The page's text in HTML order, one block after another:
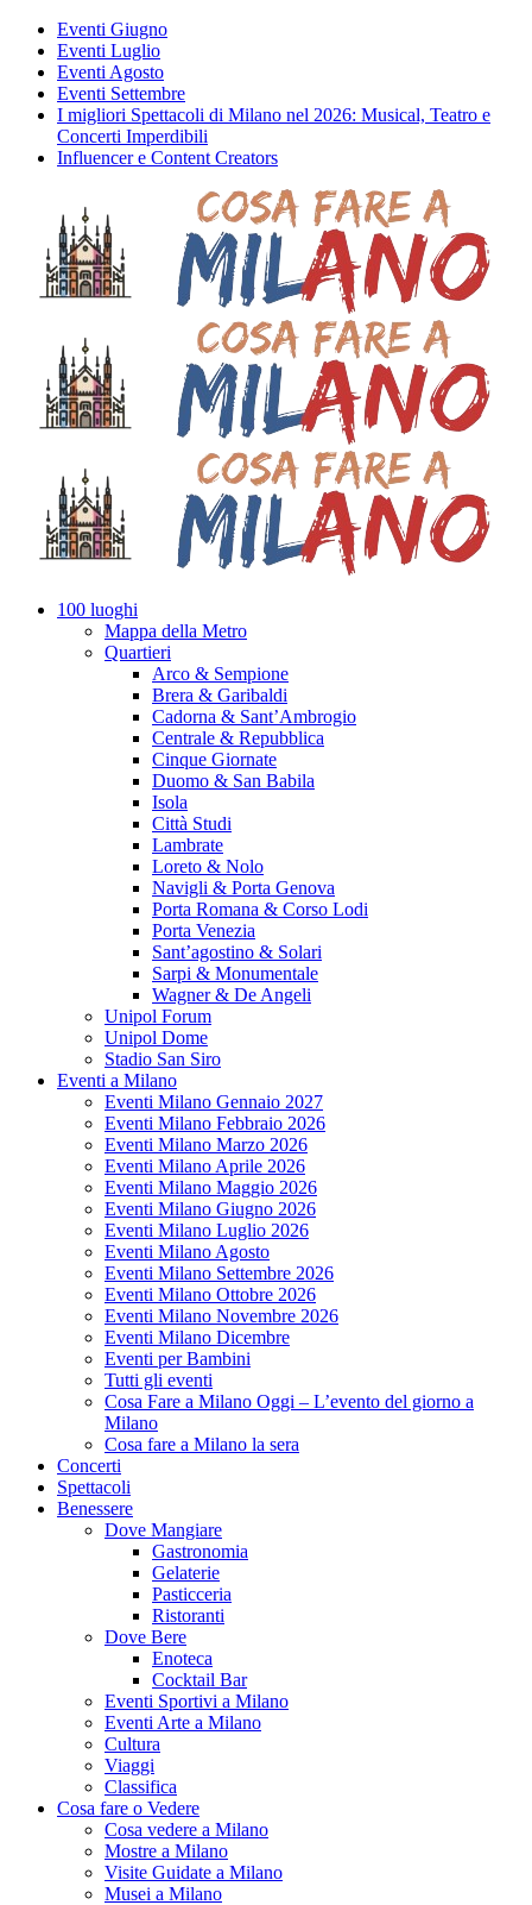
Eventi Giugno
Eventi Luglio
Eventi Agosto
Eventi Settembre
I migliori Spettacoli di Milano nel 2026: Musical, Teatro e
Concerti Imperdibili
Influencer e Content Creators
100 luoghi
Mappa della Metro
Quartieri
Arco & Sempione
Brera & Garibaldi
Cadorna & Sant’Ambrogio
Centrale & Repubblica
Cinque Giornate
Duomo & San Babila
Isola
Città Studi
Lambrate
Loreto & Nolo
Navigli & Porta Genova
Porta Romana & Corso Lodi
Porta Venezia
Sant’agostino & Solari
Sarpi & Monumentale
Wagner & De Angeli
Unipol Forum
Unipol Dome
Stadio San Siro
Eventi a Milano
Eventi Milano Gennaio 2027
Eventi Milano Febbraio 2026
Eventi Milano Marzo 2026
Eventi Milano Aprile 2026
Eventi Milano Maggio 2026
Eventi Milano Giugno 2026
Eventi Milano Luglio 2026
Eventi Milano Agosto
Eventi Milano Settembre 2026
Eventi Milano Ottobre 2026
Eventi Milano Novembre 2026
Eventi Milano Dicembre
Eventi per Bambini
Tutti gli eventi
Cosa Fare a Milano Oggi – L’evento del giorno a
Milano
Cosa fare a Milano la sera
Concerti
Spettacoli
Benessere
Dove Mangiare
Gastronomia
Gelaterie
Pasticceria
Ristoranti
Dove Bere
Enoteca
Cocktail Bar
Eventi Sportivi a Milano
Eventi Arte a Milano
Cultura
Viaggi
Classifica
Cosa fare o Vedere
Cosa vedere a Milano
Mostre a Milano
Visite Guidate a Milano
Musei a Milano